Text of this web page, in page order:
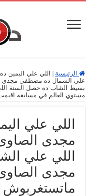
الرئيسية
اللي علي
علي الشمال ده مصطفى مجدى
بسيط الشاب ده حصل السنة
مستوي العالم في مسابقة
اللي علي
مجدى
اللي علي
مجدى